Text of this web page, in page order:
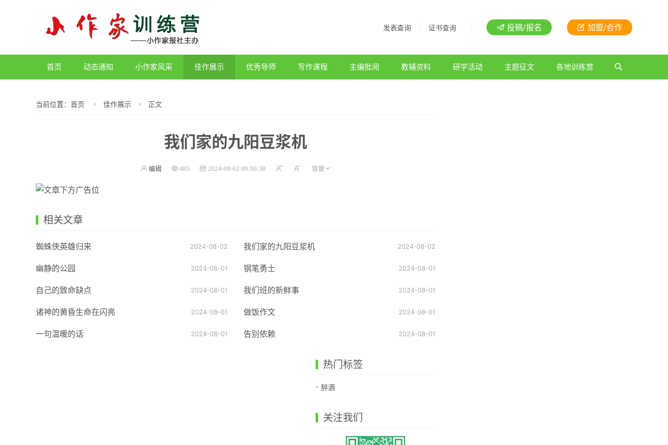
发表查询 证书查询 投稿/报名 加盟/合作
首页 动态通知 小作家风采 佳作展示 优秀导师 写作课程 主编批阅 教辅资料 研学活动 主题征文 各地训练营
当前位置： 首页 佳作展示 正文
我们家的九阳豆浆机
编辑 485 2024-08-02 09:00:38
相关文章
2024-08-02
蜘蛛侠英雄归来 2024-08-02
我们家的九阳豆浆机
2024-08-01
幽静的公园 2024-08-01
钢笔勇士
2024-08-01
自己的致命缺点 2024-08-01
我们班的新鲜事
2024-08-01
诸神的黄昏生命在闪亮 2024-08-01
做饭作文
2024-08-01
一句温暖的话 2024-08-01
告别依赖
热门标签
醉酒
关注我们